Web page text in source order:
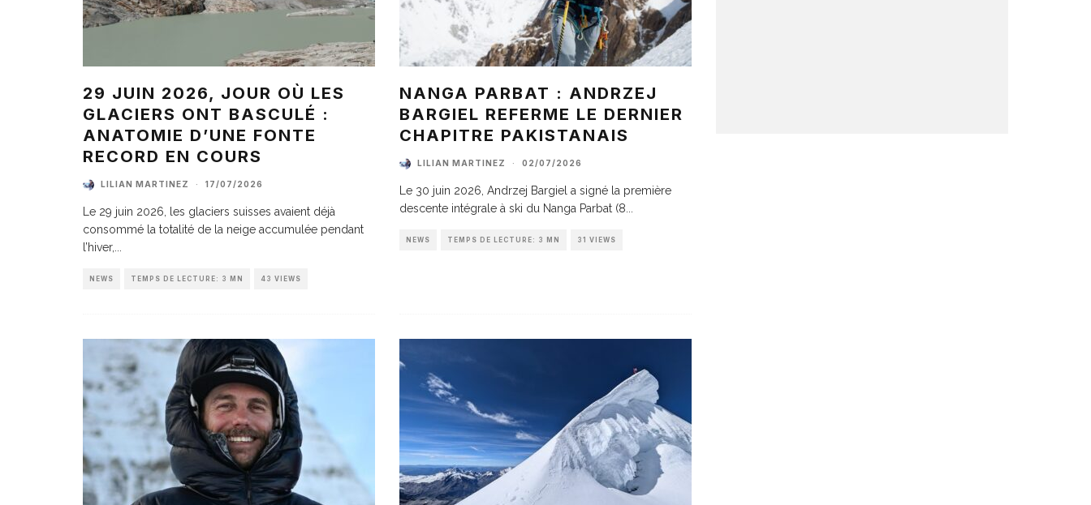
29 JUIN 2026, JOUR OÙ LES
GLACIERS ONT BASCULÉ :
ANATOMIE D’UNE FONTE
RECORD EN COURS
LILIAN MARTINEZ · 17/07/2026
Le 29 juin 2026, les glaciers suisses avaient déjà
consommé la totalité de la neige accumulée pendant
l’hiver,
NEWS TEMPS DE LECTURE: 3 MN 43 VIEWS
NANGA PARBAT : ANDRZEJ
BARGIEL REFERME LE DERNIER
CHAPITRE PAKISTANAIS
LILIAN MARTINEZ · 02/07/2026
Le 30 juin 2026, Andrzej Bargiel a signé la première
descente intégrale à ski du Nanga Parbat (8
NEWS TEMPS DE LECTURE: 3 MN 31 VIEWS